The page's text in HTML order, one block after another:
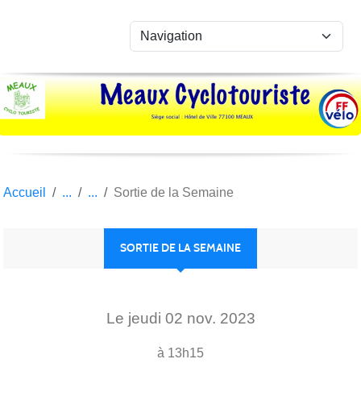
Accueil Sortie de la Semaine
SORTIE DE LA SEMAINE
Le jeudi 02 nov. 2023
à 13h15